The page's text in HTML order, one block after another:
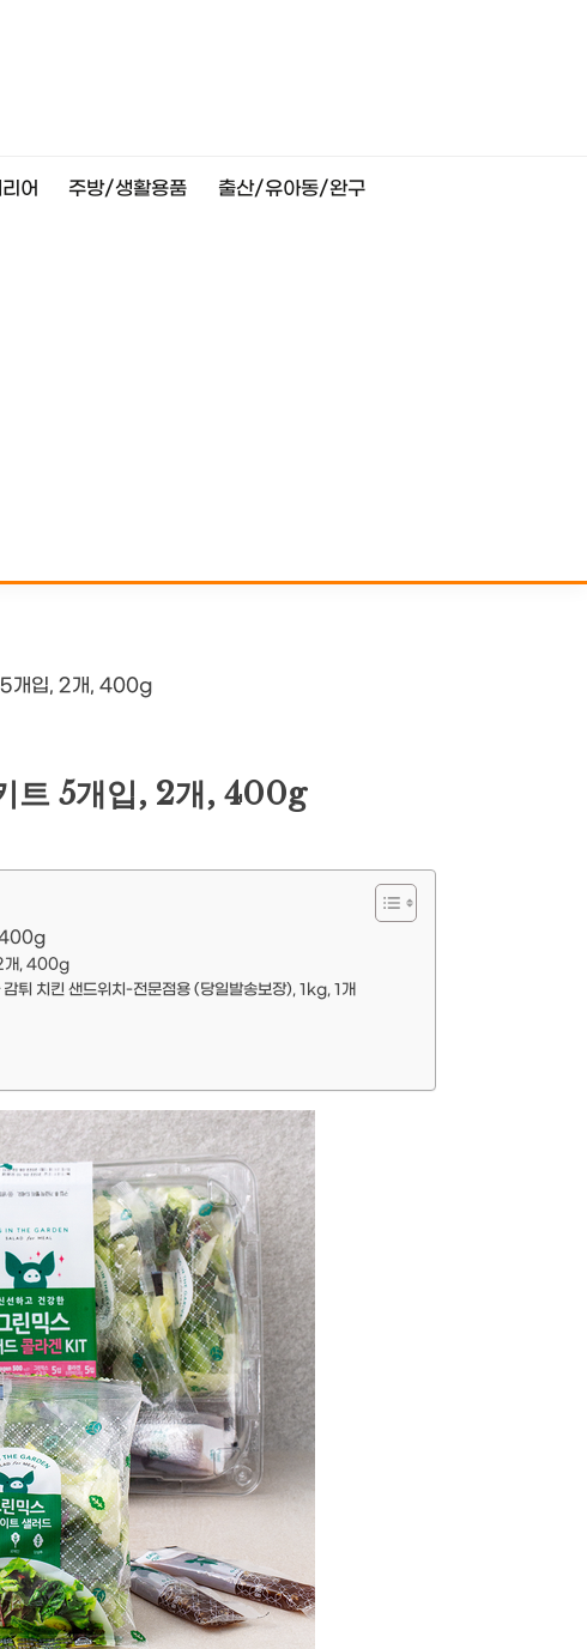
어 주방/생활용품 출산/유아동/완구
5개입, 2개, 400g
트 5개입, 2개, 400g
400g
2개, 400g
튀 치킨 샌드위치-전문점용 (당일발송보장), 1kg, 1개